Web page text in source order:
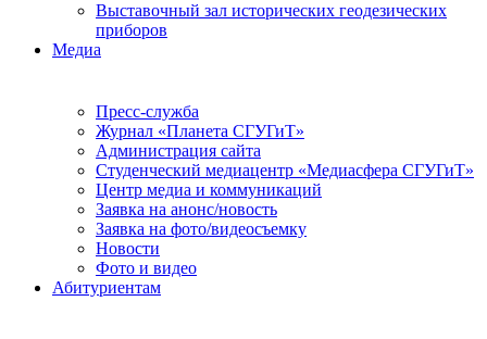
Выставочный зал исторических геодезических
приборов
Медиа
Пресс-служба
Журнал «Планета СГУГиТ»
Администрация сайта
Студенческий медиацентр «Медиасфера СГУГиТ»
Центр медиа и коммуникаций
Заявка на анонс/новость
Заявка на фото/видеосъемку
Новости
Фото и видео
Абитуриентам